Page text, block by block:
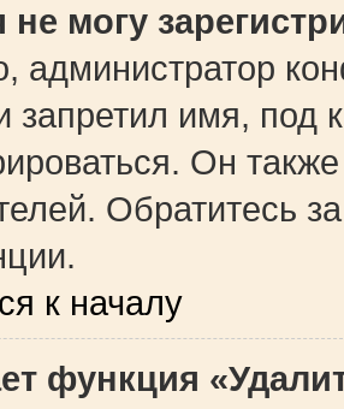
могу
администратор
запретил имя, под
Он
Обратитесь
к началу
функция